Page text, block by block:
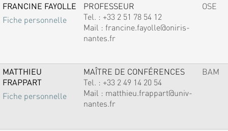
FRANCINE FAYOLLE
Fiche personnelle
PROFESSEUR
Tel. : +33 2 51 78 54 12
Mail : francine.fayolle@oniris-
nantes.fr
OSE
MATTHIEU
FRAPPART
Fiche personnelle
MAÎTRE DE CONFÉRENCES
Tel. : +33 2 49 14 20 54
Mail : matthieu.frappart@univ-
nantes.fr
BAM